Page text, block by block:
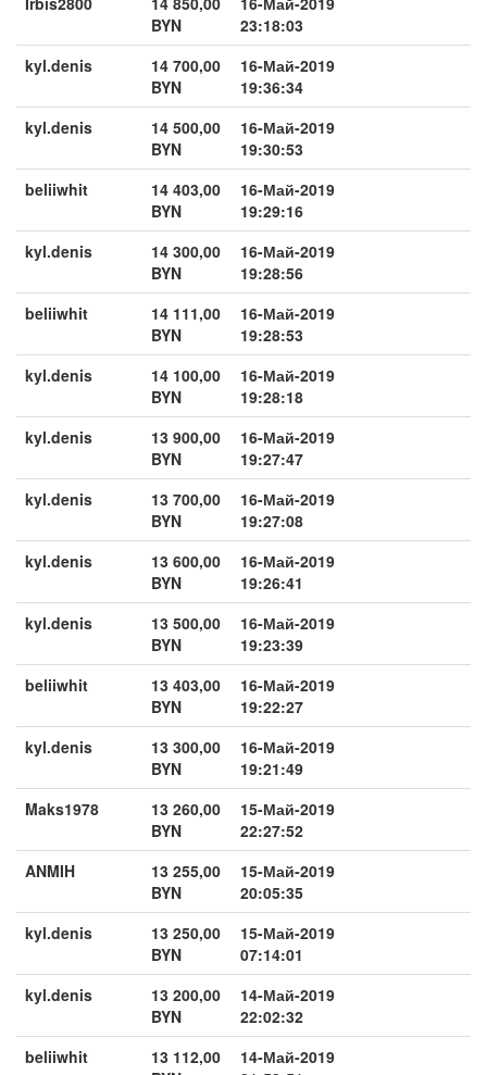
BYN
23:18:03
kyl.denis
14 700,00
BYN
16-Май-2019
19:36:34
kyl.denis
14 500,00
BYN
16-Май-2019
19:30:53
beliiwhit
14 403,00
BYN
16-Май-2019
19:29:16
kyl.denis
14 300,00
BYN
16-Май-2019
19:28:56
beliiwhit
14 111,00
BYN
16-Май-2019
19:28:53
kyl.denis
14 100,00
BYN
16-Май-2019
19:28:18
kyl.denis
13 900,00
BYN
16-Май-2019
19:27:47
kyl.denis
13 700,00
BYN
16-Май-2019
19:27:08
kyl.denis
13 600,00
BYN
16-Май-2019
19:26:41
kyl.denis
13 500,00
BYN
16-Май-2019
19:23:39
beliiwhit
13 403,00
BYN
16-Май-2019
19:22:27
kyl.denis
13 300,00
BYN
16-Май-2019
19:21:49
Maks1978
13 260,00
BYN
15-Май-2019
22:27:52
ANMIH
13 255,00
BYN
15-Май-2019
20:05:35
kyl.denis
13 250,00
BYN
15-Май-2019
07:14:01
kyl.denis
13 200,00
BYN
14-Май-2019
22:02:32
beliiwhit
13 112,00
14-Май-2019